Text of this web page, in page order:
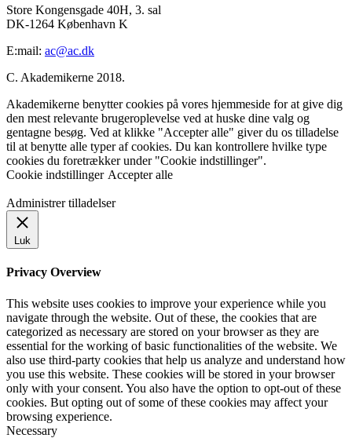
Store Kongensgade 40H, 3. sal
DK-1264 København K
E:mail: ac@ac.dk
C. Akademikerne 2018.
Akademikerne benytter cookies på vores hjemmeside for at give dig
den mest relevante brugeroplevelse ved at huske dine valg og
gentagne besøg. Ved at klikke "Accepter alle" giver du os tilladelse
til at benytte alle typer af cookies. Du kan kontrollere hvilke type
cookies du foretrækker under "Cookie indstillinger".
Cookie indstillinger Accepter alle
Administrer tilladelser
Luk
Privacy Overview
This website uses cookies to improve your experience while you
navigate through the website. Out of these, the cookies that are
categorized as necessary are stored on your browser as they are
essential for the working of basic functionalities of the website. We
also use third-party cookies that help us analyze and understand how
you use this website. These cookies will be stored in your browser
only with your consent. You also have the option to opt-out of these
cookies. But opting out of some of these cookies may affect your
browsing experience.
Necessary